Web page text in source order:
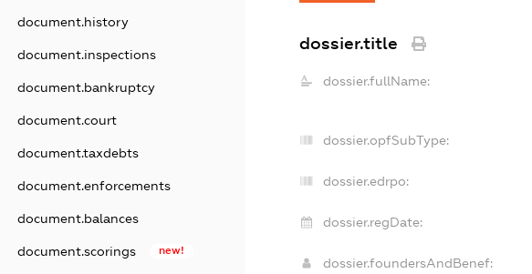
document.history
document.inspections
document.bankruptcy
document.court
document.taxdebts
document.enforcements
document.balances
document.scorings new!
dossier.title
dossier.fullName:
dossier.opfSubType:
dossier.edrpo:
dossier.regDate:
dossier.foundersAndBenef: